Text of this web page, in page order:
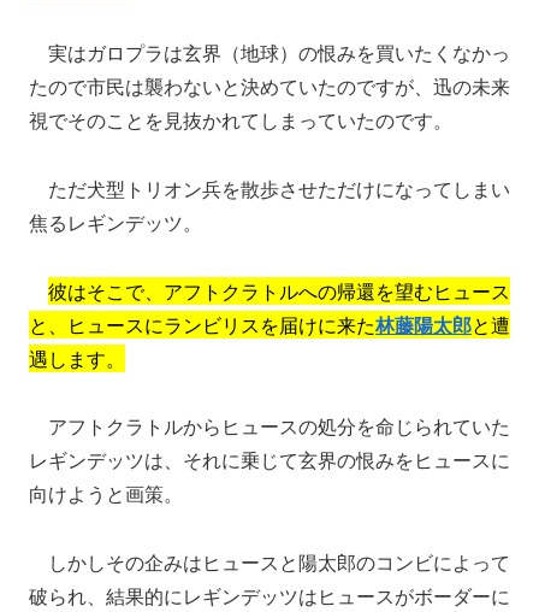
実はガロプラは玄界（地球）の恨みを買いたくなかっ
たので市民は襲わないと決めていたのですが、迅の未来
視でそのことを見抜かれてしまっていたのです。
ただ犬型トリオン兵を散歩させただけになってしまい
焦るレギンデッツ。
彼はそこで、アフトクラトルへの帰還を望むヒュース
と、ヒュースにランビリスを届けに来た林藤陽太郎と遭
遇します。
アフトクラトルからヒュースの処分を命じられていた
レギンデッツは、それに乗じて玄界の恨みをヒュースに
向けようと画策。
しかしその企みはヒュースと陽太郎のコンビによって
破られ、結果的にレギンデッツはヒュースがボーダーに